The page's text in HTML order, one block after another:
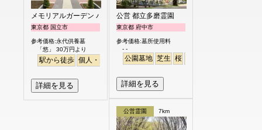
メモリアルガーデン パティオ国立
東京都 国立市
参考価格:永代供養墓
「悠」 30万円より
駅から徒歩 個人・夫婦 樹木葬 永代供養
詳細を見る
公営 都立多磨霊園
東京都 府中市
参考価格:墓所使用料
- -
公園墓地 芝生 桜
詳細を見る
公営霊園 7km